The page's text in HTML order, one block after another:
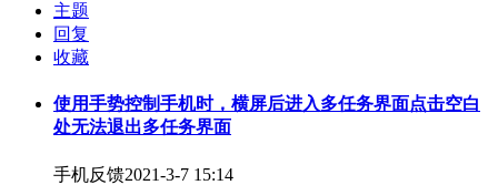
主题
回复
收藏
使用手势控制手机时，横屏后进入多任务界面点击空白
处无法退出多任务界面
手机反馈2021-3-7 15:14